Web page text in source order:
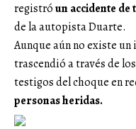
registróun accidente de
de la autopista Duarte.
Aunque aún no existe
trascendió a través de
testigos del choque en
personas heridas.